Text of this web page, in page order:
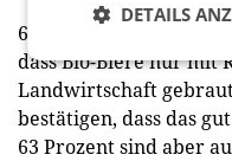
69 Prozent der
dass Bio-Biere nur mit
Landwirtschaft
bestätigen, dass das
63 Prozent sind aber
DETAILS